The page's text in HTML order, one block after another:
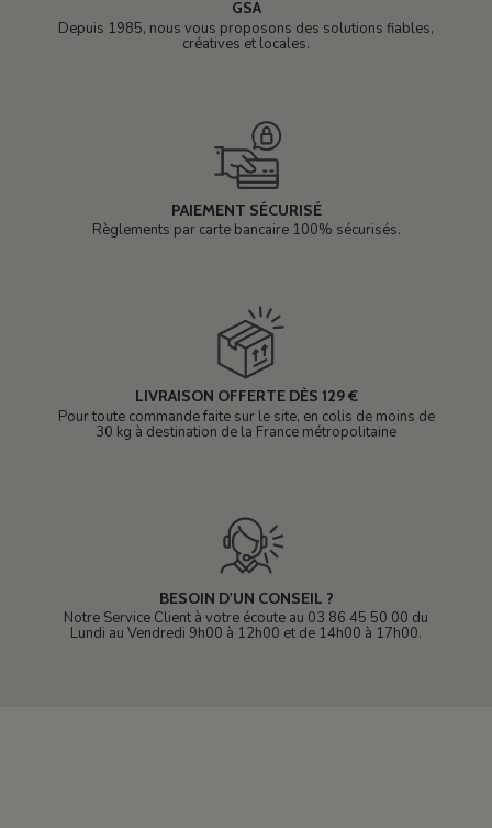
GSA
Depuis 1985, nous vous proposons des solutions fiables,
créatives et locales.
PAIEMENT SÉCURISÉ
Règlements par carte bancaire 100% sécurisés.
LIVRAISON OFFERTE DÈS 129 €
Pour toute commande faite sur le site, en colis de moins de
30 kg à destination de la France métropolitaine
BESOIN D'UN CONSEIL ?
Notre Service Client à votre écoute au 03 86 45 50 00 du
Lundi au Vendredi 9h00 à 12h00 et de 14h00 à 17h00.